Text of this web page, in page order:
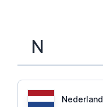
N
Nederland